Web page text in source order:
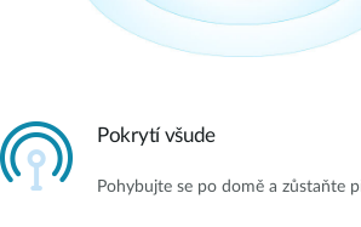
Pokrytí všude
Pohybujte se po domě a zůstaňte